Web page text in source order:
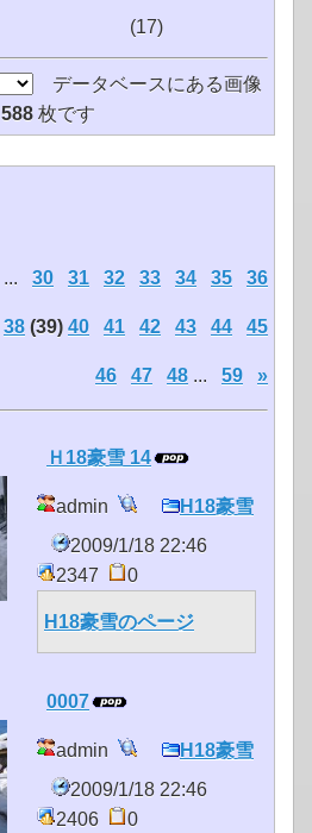
(17)
データベースにある画像
588枚です
... 30 31 32 33 34 35 36
38 (39) 40 41 42 43 44 45
46 47 48 ... 59 »
Ｈ18豪雪 14
admin
H18豪雪
2009/1/18 22:46
2347
0
H18豪雪のページ
0007
admin
H18豪雪
2009/1/18 22:46
2406
0